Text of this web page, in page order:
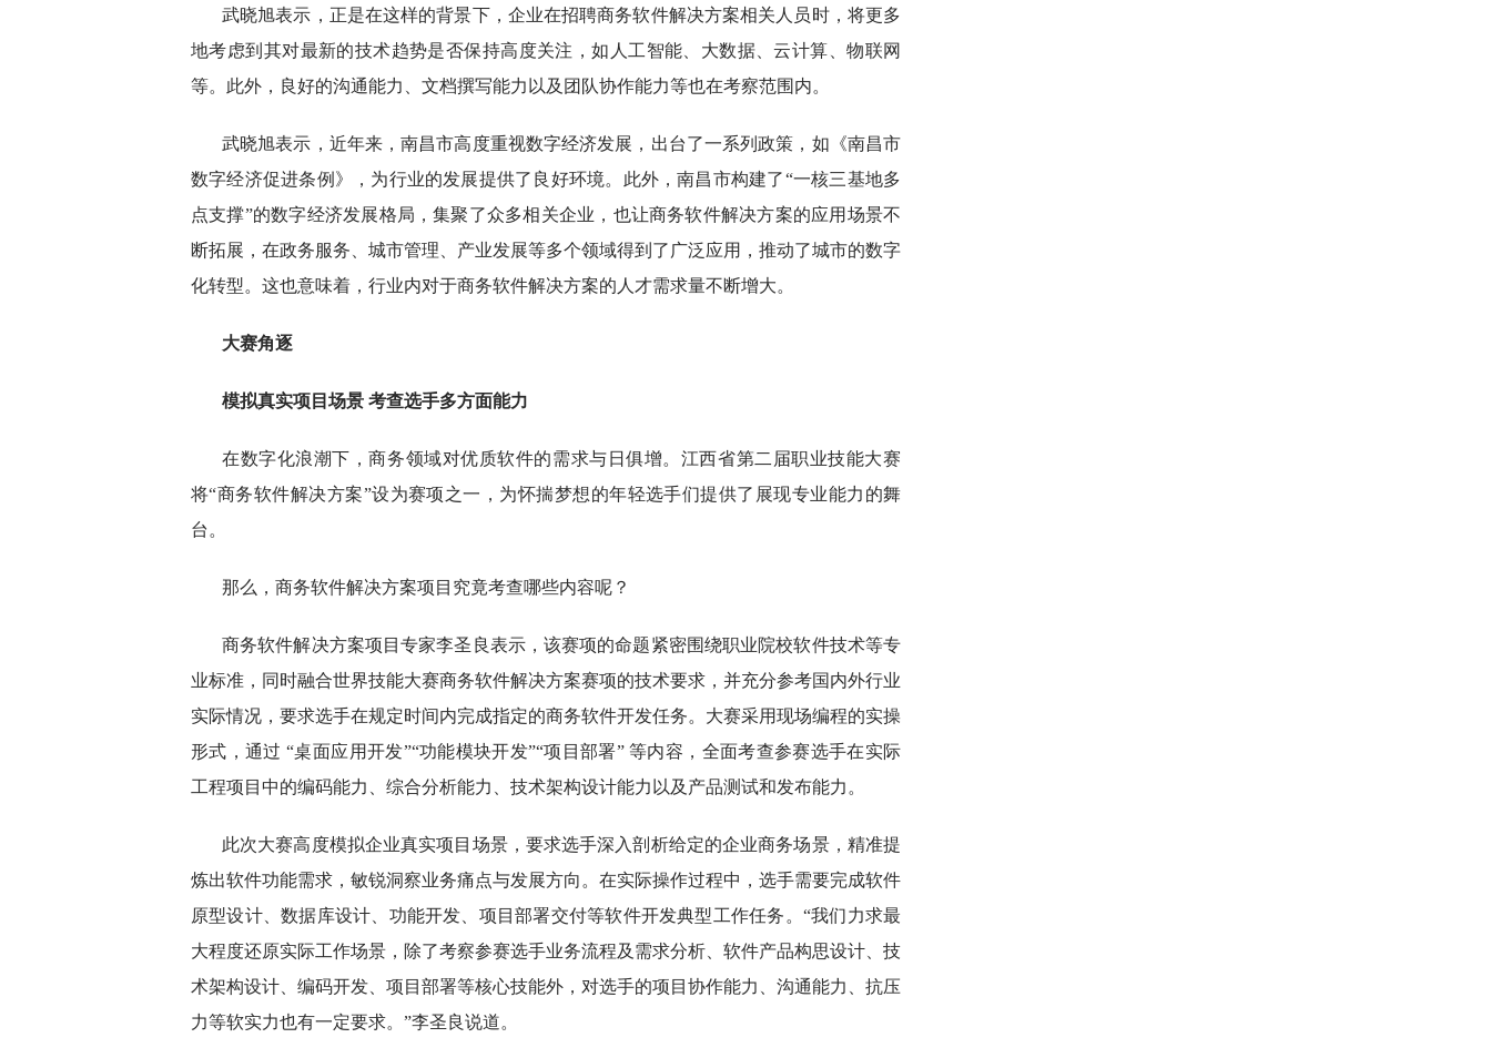
武晓旭表示，正是在这样的背景下，企业在招聘商务软件解决方案相关人员时，将更多
地考虑到其对最新的技术趋势是否保持高度关注，如人工智能、大数据、云计算、物联网
等。此外，良好的沟通能力、文档撰写能力以及团队协作能力等也在考察范围内。
武晓旭表示，近年来，南昌市高度重视数字经济发展，出台了一系列政策，如《南昌市
数字经济促进条例》，为行业的发展提供了良好环境。此外，南昌市构建了“一核三基地多
点支撑”的数字经济发展格局，集聚了众多相关企业，也让商务软件解决方案的应用场景不
断拓展，在政务服务、城市管理、产业发展等多个领域得到了广泛应用，推动了城市的数字
化转型。这也意味着，行业内对于商务软件解决方案的人才需求量不断增大。
大赛角逐
模拟真实项目场景 考查选手多方面能力
在数字化浪潮下，商务领域对优质软件的需求与日俱增。江西省第二届职业技能大赛
将“商务软件解决方案”设为赛项之一，为怀揣梦想的年轻选手们提供了展现专业能力的舞
台。
那么，商务软件解决方案项目究竟考查哪些内容呢？
商务软件解决方案项目专家李圣良表示，该赛项的命题紧密围绕职业院校软件技术等专
业标准，同时融合世界技能大赛商务软件解决方案赛项的技术要求，并充分参考国内外行业
实际情况，要求选手在规定时间内完成指定的商务软件开发任务。大赛采用现场编程的实操
形式，通过 “桌面应用开发”“功能模块开发”“项目部署” 等内容，全面考查参赛选手在实际
工程项目中的编码能力、综合分析能力、技术架构设计能力以及产品测试和发布能力。
此次大赛高度模拟企业真实项目场景，要求选手深入剖析给定的企业商务场景，精准提
炼出软件功能需求，敏锐洞察业务痛点与发展方向。在实际操作过程中，选手需要完成软件
原型设计、数据库设计、功能开发、项目部署交付等软件开发典型工作任务。“我们力求最
大程度还原实际工作场景，除了考察参赛选手业务流程及需求分析、软件产品构思设计、技
术架构设计、编码开发、项目部署等核心技能外，对选手的项目协作能力、沟通能力、抗压
力等软实力也有一定要求。”李圣良说道。